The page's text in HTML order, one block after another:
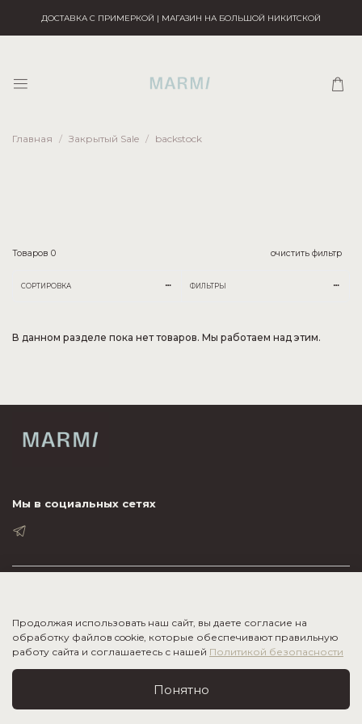
ДОСТАВКА С ПРИМЕРКОЙ | МАГАЗИН НА БОЛЬШОЙ НИКИТСКОЙ
Главная Закрытый Sale backstock
Товаров 0 очистить фильтр
СОРТИРОВКА ФИЛЬТРЫ
В данном разделе пока нет товаров. Мы работаем над этим.
ИНФОРМАЦИЯ
О КОМПАНИИ
Мы в социальных сетях
Продолжая использовать наш сайт, вы даете согласие на
обработку файлов cookie, которые обеспечивают правильную
работу сайта и соглашаетесь с нашей Политикой безопасности
Понятно